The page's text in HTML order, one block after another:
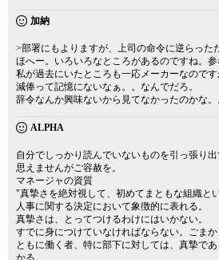
加納
>部署にもよりますが、上司の命令に逆らった
ほへー。いろいろなところがあるのですね。参
私が過去にいたところも一応メーカーなのです
減俸って記憶にないなぁ。。なんでだろ。
辞令なんか興味ないから見てなかったのかな。
ALPHA
自分でしっかり読んでいないものを引っ張り
思えませんがご容赦を。
マネージャの資質
"真摯さを絶対視して、初めてまともな組織と
人事に関する決定において象徴的に表れる。
真摯さは、とってつけるわけにはいかない。
すでに身につけていなければならない。ごまか
ともに働く者、特に部下に対しては、真摯で